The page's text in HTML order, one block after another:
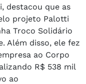
destacou que as
projeto Palotti
Troco Solidário
Além disso, ele fez
ao Corpo
R$ 538 mil
ao